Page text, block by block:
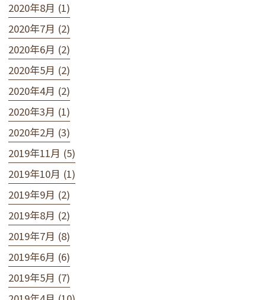
2020年8月 (1)
2020年7月 (2)
2020年6月 (2)
2020年5月 (2)
2020年4月 (2)
2020年3月 (1)
2020年2月 (3)
2019年11月 (5)
2019年10月 (1)
2019年9月 (2)
2019年8月 (2)
2019年7月 (8)
2019年6月 (6)
2019年5月 (7)